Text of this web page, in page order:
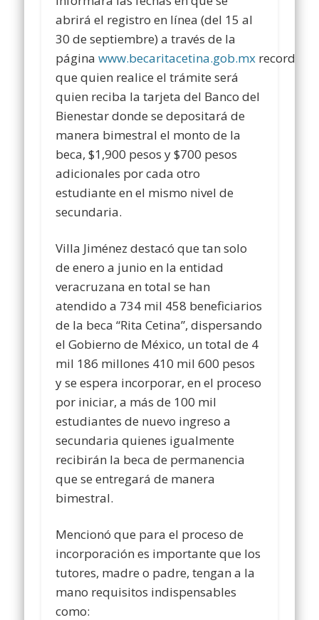
abrirá el registro en línea (del 15 al
30 de septiembre) a través de la
páginawww.becaritacetina.gob.mx
que quien realice el trámite será
quien reciba la tarjeta del Banco del
Bienestar donde se depositará de
manera bimestral el monto de la
beca, $1,900 pesos y $700 pesos
adicionales por cada otro
estudiante en el mismo nivel de
secundaria.
Villa Jiménez destacó que tan solo
de enero a junio en la entidad
veracruzana en total se han
atendido a 734 mil 458 beneficiarios
de la beca “Rita Cetina”, dispersando
el Gobierno de México, un total de 4
mil 186 millones 410 mil 600 pesos
y se espera incorporar, en el proceso
por iniciar, a más de 100 mil
estudiantes de nuevo ingreso a
secundaria quienes igualmente
recibirán la beca de permanencia
que se entregará de manera
bimestral.
Mencionó que para el proceso de
incorporación es importante que los
tutores, madre o padre, tengan a la
mano requisitos indispensables
como: